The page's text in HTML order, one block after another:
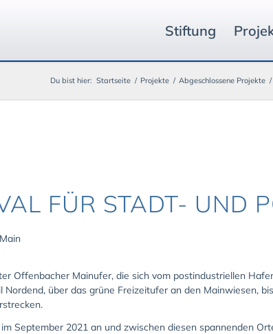
Stiftung
Du bist hier: Startseite / Projekte / Abgeschlossene Projekte /
FÜR STADT- UND
Offenbacher Mainufer, die sich vom postindustriellen
über das grüne Freizeitufer an den Mainwiesen,
September 2021 an und zwischen diesen spannenden